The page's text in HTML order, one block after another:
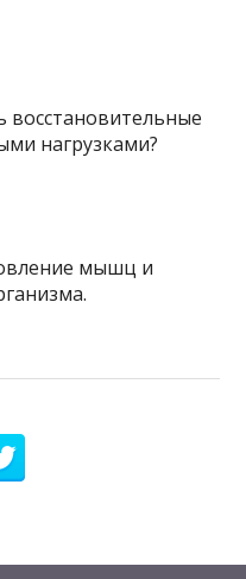
нагрузками?
мышц и